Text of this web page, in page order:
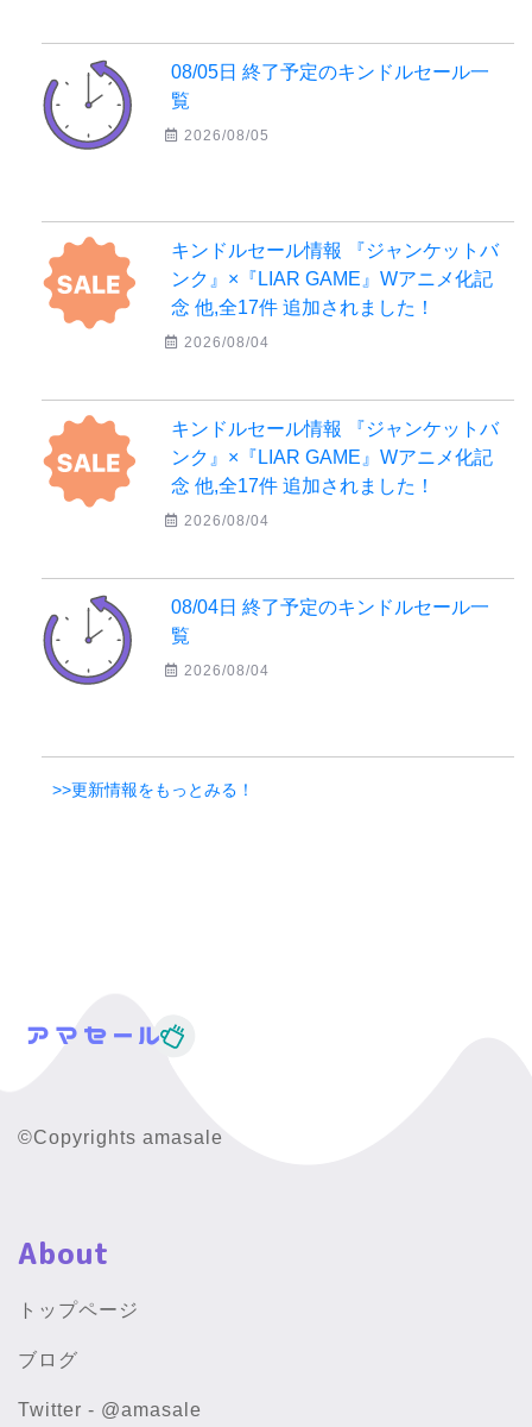
08/05日 終了予定のキンドルセール一
覧
2026/08/05
キンドルセール情報 『ジャンケットバ
ンク』×『LIAR GAME』Wアニメ化記
念 他,全17件 追加されました！
2026/08/04
キンドルセール情報 『ジャンケットバ
ンク』×『LIAR GAME』Wアニメ化記
念 他,全17件 追加されました！
2026/08/04
08/04日 終了予定のキンドルセール一
覧
2026/08/04
>>更新情報をもっとみる！
©Copyrights amasale
About
トップページ
ブログ
Twitter - @amasale